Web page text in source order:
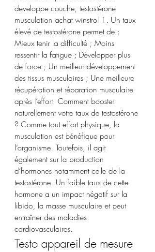
developpe couche, testostérone
musculation achat winstrol 1. Un taux
élevé de testostérone permet de :
Mieux tenir la difficulté ; Moins
ressentir la fatigue ; Développer plus
de force ; Un meilleur développement
des tissus musculaires ; Une meilleure
récupération et réparation musculaire
après l’effort. Comment booster
naturellement votre taux de testostérone
? Comme tout effort physique, la
musculation est bénéfique pour
l’organisme. Toutefois, il agit
également sur la production
d’hormones notamment celle de la
testostérone. Un faible taux de cette
hormone a un impact négatif sur la
libido, la masse musculaire et peut
entraîner des maladies
cardiovasculaires.
Testo appareil de mesure